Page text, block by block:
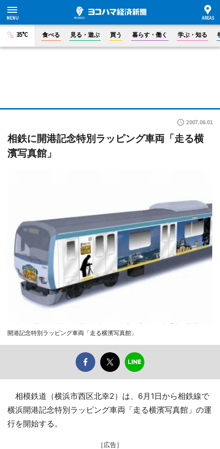
35°C 食べる 見る・遊ぶ 買う 暮らす・働く 学ぶ・知る
2007.06.01
相鉄に開港記念特別ラッピング車両「走る横
濱写真館」
開港記念特別ラッピング車両「走る横濱写真館」
相模鉄道（横浜市西区北幸2）は、6月1日から相鉄線で
横浜開港記念特別ラッピング車両「走る横濱写真館」の運
行を開始する。
［広告］